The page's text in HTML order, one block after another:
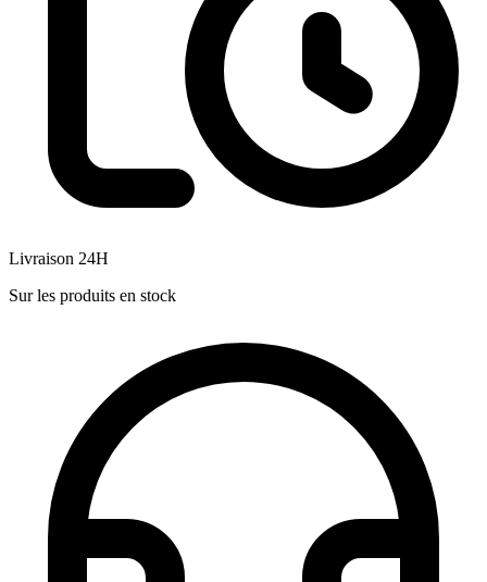
Livraison 24H
Sur les produits en stock